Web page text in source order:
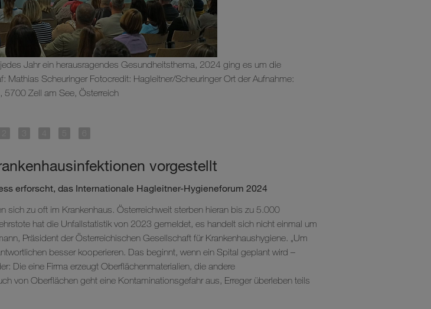
Jahr ein herausragendes Gesundheitsthema, 2024 ging es um die
Mathias Scheuringer Fotocredit: Hagleitner/Scheuringer Ort der Aufnahme:
5700 Zell am See, Österreich
vorgestellt
erforscht, das Internationale Hagleitner-Hygieneforum 2024
sich zu oft im Krankenhaus. Österreichweit sterben hieran bis zu 5.000
hat die Unfallstatistik von 2023 gemeldet, es handelt sich nicht einmal um
Präsident der Österreichischen Gesellschaft für Krankenhaushygiene. „Um
besser kooperieren. Das beginnt, wenn ein Spital geplant wird –
Die eine Firma erzeugt Oberflächenmaterialien, die andere
von Oberflächen geht eine Kontaminationsgefahr aus, Erreger überleben teils